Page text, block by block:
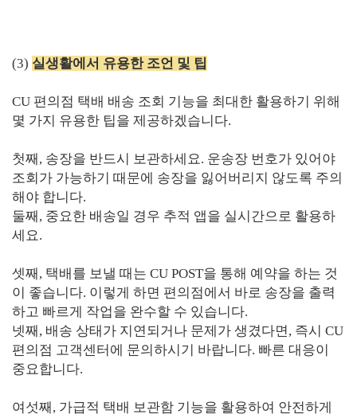
(3) 실생활에서 유용한 조언 및 팁
CU 편의점 택배 배송 조회 기능을 최대한 활용하기 위해
몇 가지 유용한 팁을 제공하겠습니다.
첫째, 송장을 반드시 보관하세요. 운송장 번호가 있어야
조회가 가능하기 때문에 송장을 잃어버리지 않도록 주의
해야 합니다.
둘째, 중요한 배송일 경우 추적 앱을 실시간으로 활용하
세요.
셋째, 택배를 보낼 때는 CU POST을 통해 예약을 하는 것
이 좋습니다. 이렇게 하면 편의점에서 바로 송장을 출력
하고 빠르게 작업을 완수할 수 있습니다.
넷째, 배송 상태가 지연되거나 문제가 생겼다면, 즉시 CU
편의점 고객센터에 문의하시기 바랍니다. 빠른 대응이
중요합니다.
여섯째, 가급적 택배 보관함 기능을 활용하여 안전하게